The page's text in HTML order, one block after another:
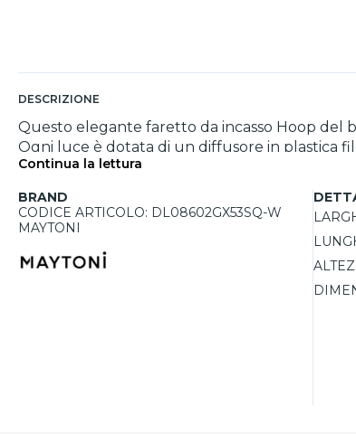
DESCRIZIONE
Questo elegante faretto da incasso Hoop
Ogni luce è dotata di un diffusore in plastica
lampadina per un aspetto minimalista. La
LED intercambiabili fino a 8W,
controsoffitti grazie al foro di incasso di
Continua la lettura
BRAND
CODICE ARTICOLO: DL08602GX53SQ-W
MAYTONI